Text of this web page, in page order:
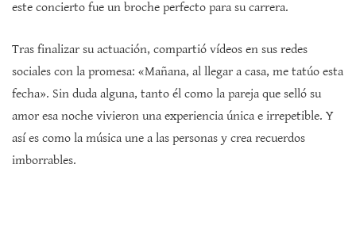
este concierto fue un broche perfecto para su carrera.
Tras finalizar su actuación, compartió vídeos en sus redes
sociales con la promesa: «Mañana, al llegar a casa, me tatúo esta
fecha». Sin duda alguna, tanto él como la pareja que selló su
amor esa noche vivieron una experiencia única e irrepetible. Y
así es como la música une a las personas y crea recuerdos
imborrables.